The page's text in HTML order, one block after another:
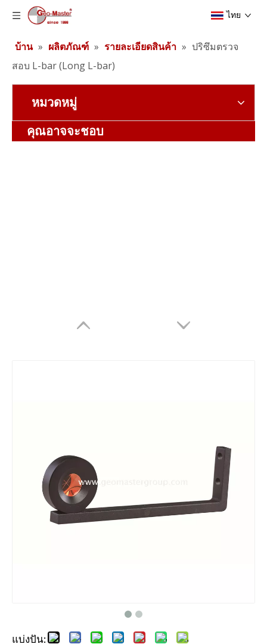
ไทย
บ้าน » ผลิตภัณฑ์ » รายละเอียดสินค้า » ปริซึมตรวจ
สอบ L-bar (Long L-bar)
หมวดหมู่
คุณอาจจะชอบ
แบ่งปัน: